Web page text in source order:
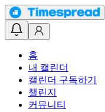
홈
내 캘린더
캘린더 구독하기
챌린지
커뮤니티